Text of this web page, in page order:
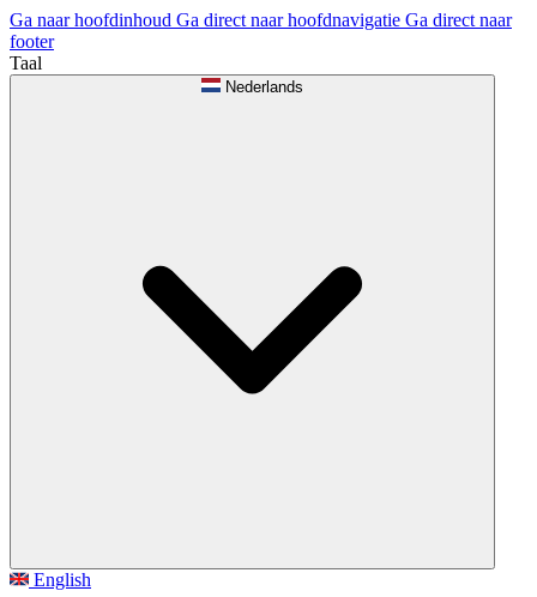
Ga naar hoofdinhoud Ga direct naar hoofdnavigatie Ga direct naar
footer
Taal
Nederlands
English